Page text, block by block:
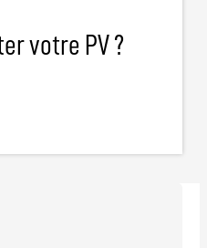
votre PV ?